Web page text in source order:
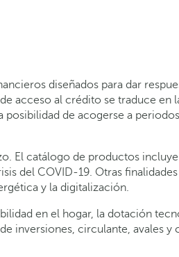
diseñados para dar
acceso al crédito se traduce en
de acogerse a
El catálogo de productos
del COVID-19. Otras
y la digitalización.
en el hogar, la dotación
inversiones, circulante, avales y